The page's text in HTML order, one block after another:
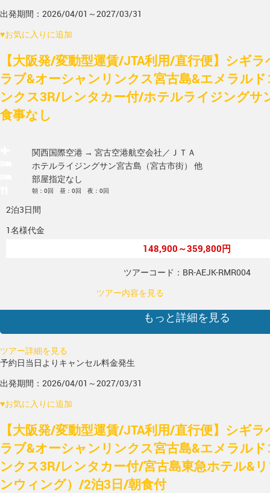
出発期間：2026/04/01～2027/03/31
♥お気に入りに追加
【大阪発/変動型運賃/JTA利用/直行便】シギ
ラブ&オーシャンリンクス宮古島&エメラル
ンクス3R/レンタカー付/ホテルライジングサ
食事なし
関西国際空港 → 宮古空港航空会社／ＪＴＡ
ホテルライジングサン宮古島（宮古市街） 他
部屋指定なし
朝：0回 昼：0回 夜：0回
2泊3日間
1名様代金
148,900～359,800円
ツアーコード：BR-AEJK-RMR004
ツアー内容を見る
もっと詳細を見る
ツアー詳細を見る
予約日当日よりキャンセル料金発生
出発期間：2026/04/01～2027/03/31
♥お気に入りに追加
【大阪発/変動型運賃/JTA利用/直行便】シギ
ラブ&オーシャンリンクス宮古島&エメラル
ンクス3R/レンタカー付/宮古島東急ホテル&
ンウィング）/2泊3日/朝食付